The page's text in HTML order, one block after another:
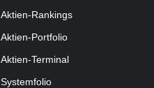
Aktien-Rankings
Aktien-Portfolio
Aktien-Terminal
Systemfolio